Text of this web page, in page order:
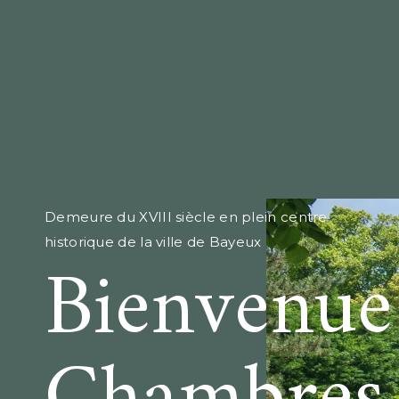
Demeure du XVIII siècle en plein centre
historique de la ville de Bayeux